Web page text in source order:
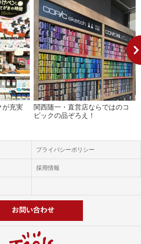
が充実
関西随一・直営店ならではのコ
ピックの品ぞろえ！
プライバシーポリシー
採用情報